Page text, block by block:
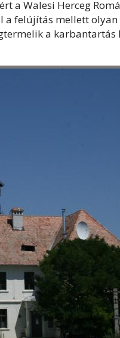
a Walesi Herceg
felújítás mellett
a